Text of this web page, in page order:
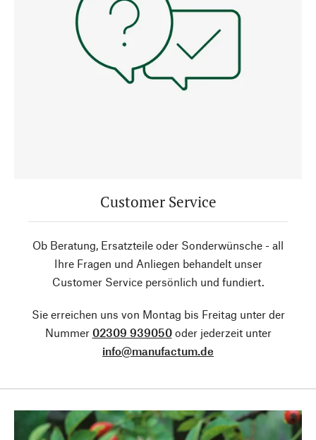
Customer Service
Ob Beratung, Ersatzteile oder Sonderwünsche - all
Ihre Fragen und Anliegen behandelt unser
Customer Service persönlich und fundiert.
Sie erreichen uns von Montag bis Freitag unter der
Nummer 02309 939050oder jederzeit unter
info@manufactum.de